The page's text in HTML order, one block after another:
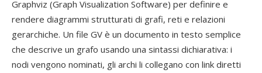
Graphviz (Graph Visualization Software) per definire e
rendere diagrammi strutturati di grafi, reti e relazioni
gerarchiche. Un file GV è un documento in testo semplice
che descrive un grafo usando una sintassi dichiarativa: i
nodi vengono nominati, gli archi li collegano con link diretti